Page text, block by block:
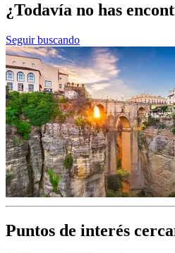
¿Todavía no has
Seguir buscando
Puntos de interés